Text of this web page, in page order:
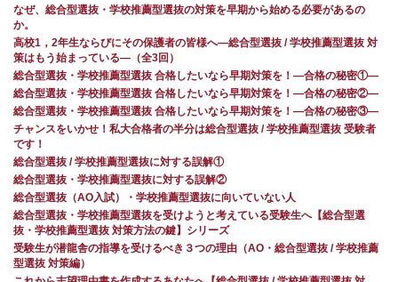
なぜ、総合型選抜・学校推薦型選抜の対策を早期から始める必要があるの
か。
高校1，2年生ならびにその保護者の皆様へ―総合型選抜 / 学校推薦型選抜 対
策はもう始まっている―（全3回）
総合型選抜・学校推薦型選抜 合格したいなら早期対策を！—合格の秘密①—
総合型選抜・学校推薦型選抜 合格したいなら早期対策を！—合格の秘密②—
総合型選抜・学校推薦型選抜 合格したいなら早期対策を！—合格の秘密③—
チャンスをいかせ！私大合格者の半分は総合型選抜 / 学校推薦型選抜 受験者
です！
総合型選抜 / 学校推薦型選抜に対する誤解①
総合型選抜・学校推薦型選抜に対する誤解②
総合型選抜（AO入試）・学校推薦型選抜に向いていない人
総合型選抜・学校推薦型選抜を受けようと考えている受験生へ【総合型選
抜・学校推薦型選抜 対策方法の鍵】シリーズ
受験生が潜龍舎の指導を受けるべき３つの理由（AO・総合型選抜 / 学校推薦
型選抜 対策編）